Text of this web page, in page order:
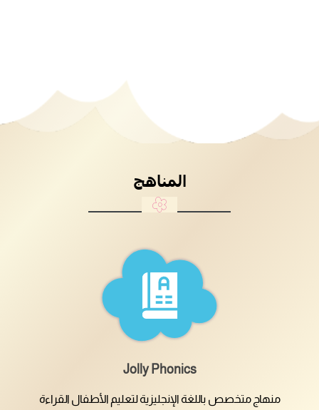
المناهج
Jolly Phonics
منهاج متخصص باللغة الإنجليزية لتعليم الأطفال القراءة